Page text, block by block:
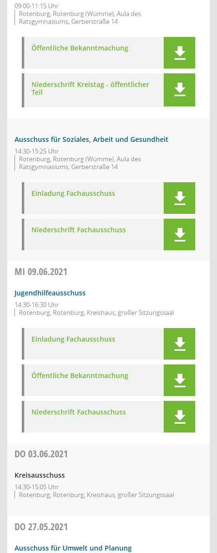
09:00-11:15 Uhr
Rotenburg, Rotenburg (Wümme), Aula des
Ratsgymnasiums, Gerberstraße 14
Öffentliche Bekanntmachung
Niederschrift Kreistag - öffentlicher
Teil
Ausschuss für Soziales, Arbeit und Gesundheit
14:30-15:25 Uhr
Rotenburg, Rotenburg (Wümme), Aula des
Ratsgymnasiums, Gerberstraße 14
Einladung Fachausschuss
Niederschrift Fachausschuss
MI 09.06.2021
Jugendhilfeausschuss
14:30-16:30 Uhr
Rotenburg, Rotenburg, Kreishaus, großer Sitzungssaal
Einladung Fachausschuss
Öffentliche Bekanntmachung
Niederschrift Fachausschuss
DO 03.06.2021
Kreisausschuss
14:30-15:05 Uhr
Rotenburg, Rotenburg, Kreishaus, großer Sitzungssaal
DO 27.05.2021
Ausschuss für Umwelt und Planung